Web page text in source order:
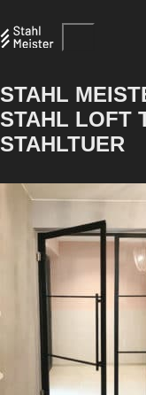
STAHL
STAHL LOFT
STAHLTUER